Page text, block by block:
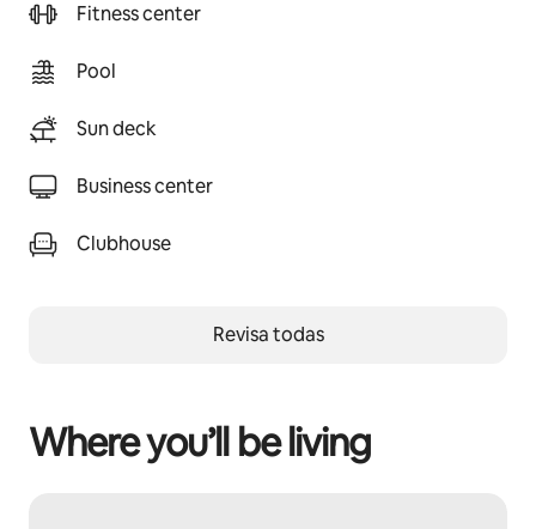
Fitness center
Pool
Sun deck
Business center
Clubhouse
Revisa todas
Where you’ll be living